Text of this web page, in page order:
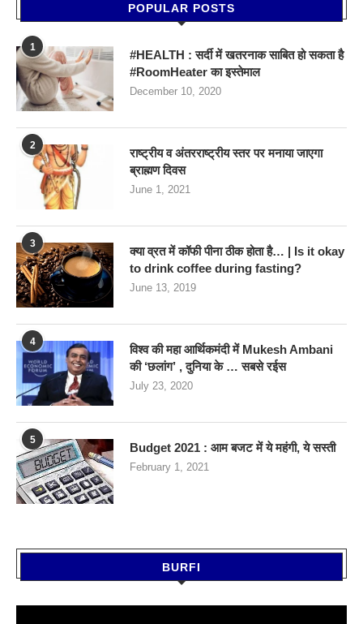
POPULAR POSTS
1
#HEALTH : सर्दी में खतरनाक साबित हो सकता है
#RoomHeater का इस्तेमाल
December 10, 2020
2
राष्ट्रीय व अंतरराष्ट्रीय स्तर पर मनाया जाएगा
ब्राह्मण दिवस
June 1, 2021
3
क्या व्रत में कॉफी पीना ठीक होता है… | Is it okay
to drink coffee during fasting?
June 13, 2019
4
विश्व की महा आर्थिकमंदी में Mukesh Ambani
की ‘छलांग’ , दुनिया के … सबसे रईस
July 23, 2020
5
Budget 2021 : आम बजट में ये महंगी, ये सस्‍ती
February 1, 2021
BURFI